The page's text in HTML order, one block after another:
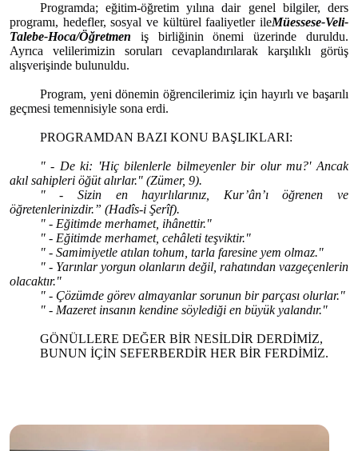
Programda; eğitim-öğretim yılına dair genel bilgiler, ders
programı, hedefler, sosyal ve kültürel faaliyetler ileMüessese-Veli-
Talebe-Hoca/Öğretmen iş birliğinin önemi üzerinde duruldu.
Ayrıca velilerimizin soruları cevaplandırılarak karşılıklı görüş
alışverişinde bulunuldu.
Program, yeni dönemin öğrencilerimiz için hayırlı ve başarılı
geçmesi temennisiyle sona erdi.
PROGRAMDAN BAZI KONU BAŞLIKLARI:
" - De ki: 'Hiç bilenlerle bilmeyenler bir olur mu?' Ancak
akıl sahipleri öğüt alırlar." (Zümer, 9).
" - Sizin en hayırlılarınız, Kur’ân’ı öğrenen ve
öğretenlerinizdir.” (Hadîs-i Şerîf).
" - Eğitimde merhamet, ihânettir."
" - Eğitimde merhamet, cehâleti teşviktir."
" - Samimiyetle atılan tohum, tarla faresine yem olmaz."
" - Yarınlar yorgun olanların değil, rahatından vazgeçenlerin
olacaktır."
" - Çözümde görev almayanlar sorunun bir parçası olurlar."
" - Mazeret insanın kendine söylediği en büyük yalandır."
GÖNÜLLERE DEĞER BİR NESİLDİR DERDİMİZ,
BUNUN İÇİN SEFERBERDİR HER BİR FERDİMİZ.